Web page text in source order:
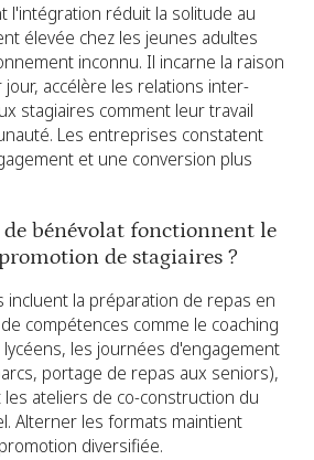
l'intégration réduit la solitude au
élevée chez les jeunes adultes
inconnu. Il incarne la raison
accélère les relations inter-
stagiaires comment leur travail
Les entreprises constatent
et une conversion plus
bénévolat fonctionnent le
de stagiaires ?
incluent la préparation de repas en
compétences comme le coaching
les journées d'engagement
portage de repas aux seniors),
ateliers de co-construction du
Alterner les formats maintient
diversifiée.